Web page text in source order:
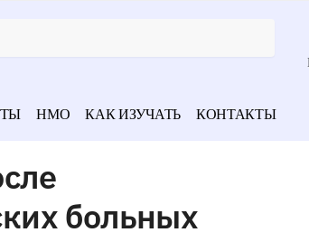
НМО КАК ИЗУЧАТЬ КОНТАКТЫ
больных